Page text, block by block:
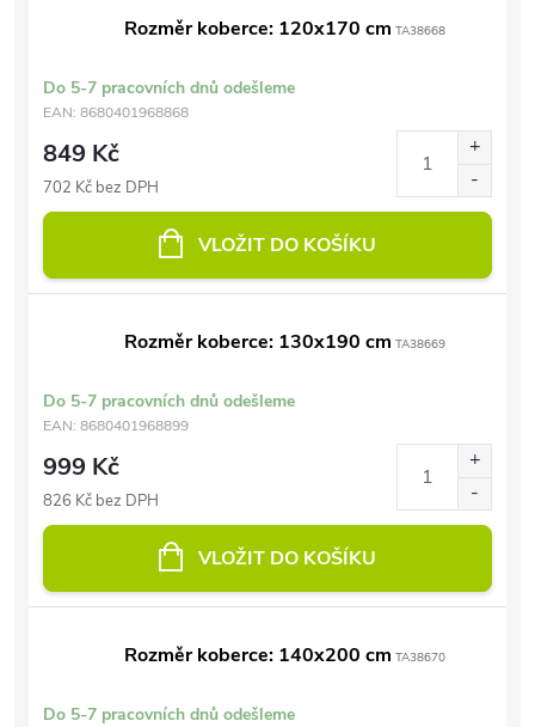
Rozměr koberce: 120x170 cm TA38668
Do 5-7 pracovních dnů odešleme
EAN: 8680401968868
849 Kč
702 Kč bez DPH
VLOŽIT DO KOŠÍKU
Rozměr koberce: 130x190 cm TA38669
Do 5-7 pracovních dnů odešleme
EAN: 8680401968899
999 Kč
826 Kč bez DPH
VLOŽIT DO KOŠÍKU
Rozměr koberce: 140x200 cm TA38670
Do 5-7 pracovních dnů odešleme